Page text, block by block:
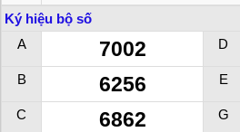
Ký hiệu bộ số
A
7002 D
B 6256 E
C 6862 G